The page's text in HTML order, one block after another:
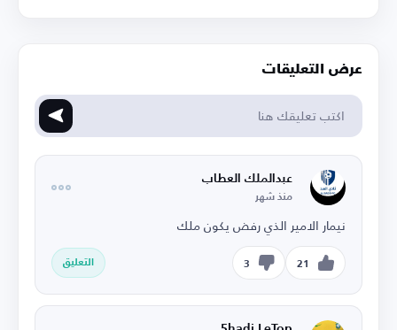
عرض التعليقات
عبدالملك العطاب
منذ شهر
نيمار الامير الذي رفض يكون ملك
21
3 التعليق